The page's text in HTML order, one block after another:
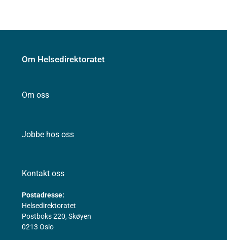
Om Helsedirektoratet
Om oss
Jobbe hos oss
Kontakt oss
Postadresse:
Helsedirektoratet
Postboks 220, Skøyen
0213 Oslo